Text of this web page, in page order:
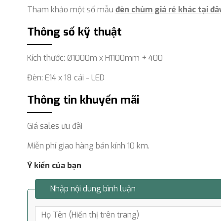
Tham khảo một số mẫu đèn chùm giá rẻ khác tại
Thông số kỹ thuật
Kích thước: Ø1000m x H1100mm + 400
Đèn: E14 x 18 cái - LED
Thông tin khuyến mãi
Giá sales ưu đãi
Miễn phí giao hàng bán kính 10 km.
Ý kiến của bạn
Nhập nội dung bình luận